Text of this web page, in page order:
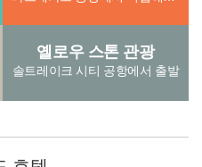
옐로우 스톤 관광
솔트레이크 시티 공항에서 출발